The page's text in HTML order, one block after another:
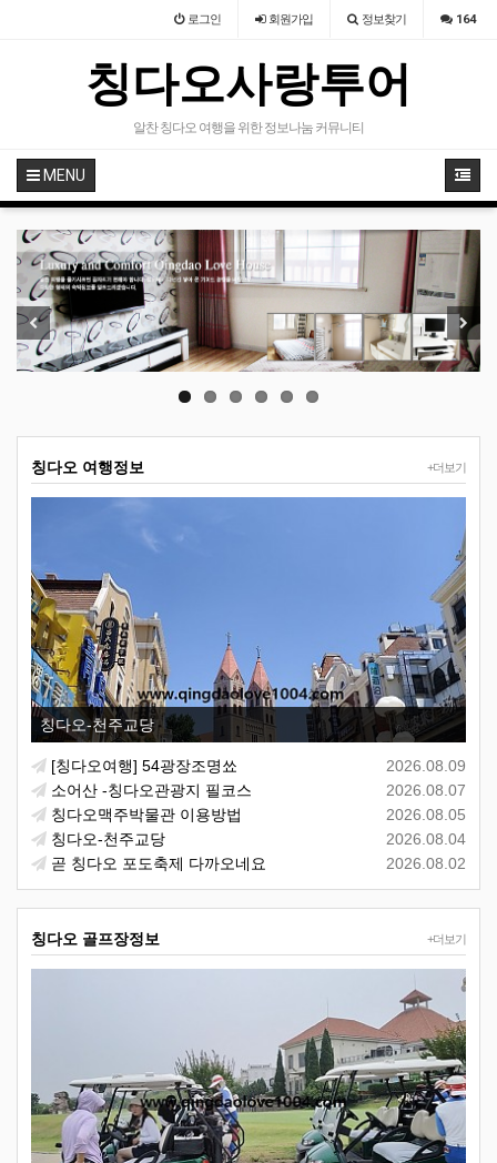
로그인 회원가입 정보찾기 164
칭다오사랑투어
알찬 칭다오 여행을 위한 정보나눔 커뮤니티
MENU
Previous Next
+더보기
칭다오 여행정보
칭다오-천주교당
2026.08.09
[칭다오여행] 54광장조명쑈
2026.08.07
소어산 -칭다오관광지 필코스
2026.08.05
칭다오맥주박물관 이용방법
2026.08.04
칭다오-천주교당
2026.08.02
곧 칭다오 포도축제 다까오네요
+더보기
칭다오 골프장정보